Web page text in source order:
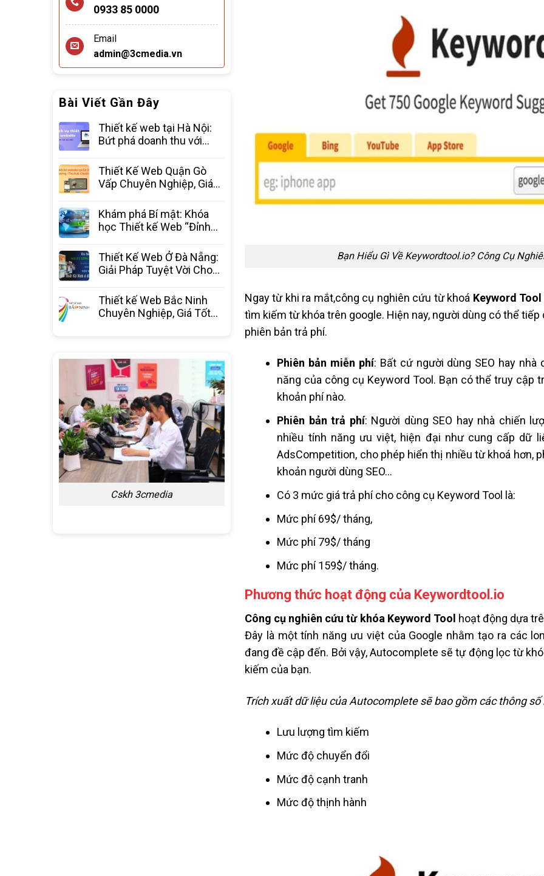
0933 85 0000
Email
admin@3cmedia.vn
Bài Viết Gần Đây
Thiết kế web tại Hà Nội:
Bứt phá doanh thu với
3C Media
Thiết Kế Web Quận Gò
Vấp Chuyên Nghiệp, Giá
Khám phá Bí mật: Khóa
học Thiết kế Web “Đỉnh
nghiệp
Thiết Kế Web Ở Đà Nẵng:
Giải Pháp Tuyệt Vời Cho
Thiết kế Web Bắc Ninh
Chuyên Nghiệp, Giá Tốt
Cskh 3cmedia
Bạn Hiểu Gì Về Keywordtool.io? Công Cụ
Ngay từ khi ra mắt,công cụ nghiên cứu từ khoá Keyword Tool
tìm kiếm từ khóa trên google. Hiện nay, người dùng có thể
phiên bản trả phí.
Phiên bản miễn phí: Bất cứ người dùng SEO hay
năng của công cụ Keyword Tool. Bạn có thể truy
khoản phí nào.
Phiên bản trả phí: Người dùng SEO hay nhà chiến
nhiều tính năng ưu việt, hiện đại như cung cấp dữ
AdsCompetition, cho phép hiển thị nhiều từ khoá hơn,
khoản người dùng SEO…
Có 3 mức giá trả phí cho công cụ Keyword Tool là:
Mức phí 69$/ tháng,
Mức phí 79$/ tháng
Mức phí 159$/ tháng.
Phương thức hoạt động của Keywordtool.io
Công cụ nghiên cứu từ khóa Keyword Tool hoạt động dựa
Đây là một tính năng ưu việt của Google nhằm tạo ra các
đang đề cập đến. Bởi vậy, Autocomplete sẽ tự động lọc từ
kiếm của bạn.
Trích xuất dữ liệu của Autocomplete sẽ bao gồm các thông số
Lưu lượng tìm kiếm
Mức độ chuyển đổi
Mức độ cạnh tranh
Mức độ thịnh hành